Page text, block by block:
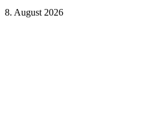
8. August 2026